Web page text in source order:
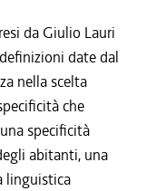
da Giulio Lauri
date dal
nella scelta
che
specificità
abitanti, una
linguistica